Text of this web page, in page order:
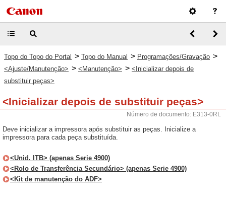
Topo do Topo do Portal > Topo do Manual > Programações/Gravação >
<Ajuste/Manutenção> > <Manutenção> > <Inicializar depois de
substituir peças>
<Inicializar depois de substituir peças>
Número de documento: E313-0RL
Deve inicializar a impressora após substituir as peças. Inicialize a
impressora para cada peça substituída.
<Unid. ITB> (apenas Serie 4900)
<Rolo de Transferência Secundário> (apenas Serie 4900)
<Kit de manutenção do ADF>